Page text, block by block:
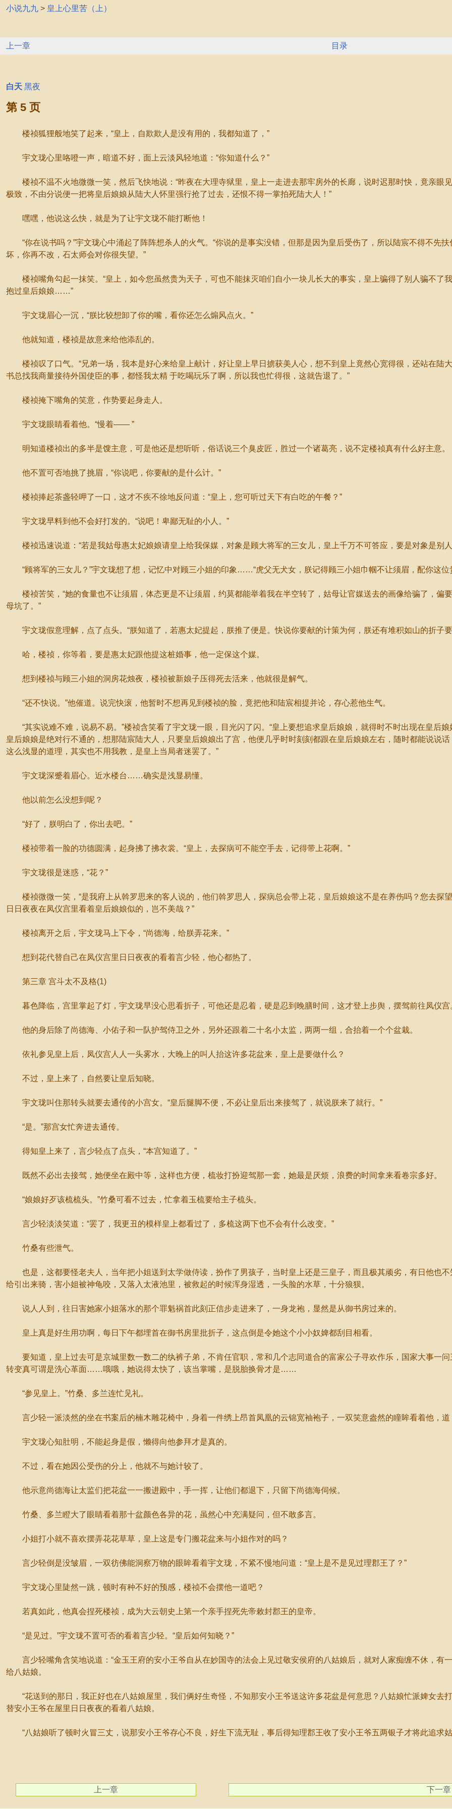
小说九九 > 皇上心里苦（上）
上一章 目录
白天 黑夜
第 5 页
楼祯狐狸般地笑了起来，“皇上，自欺欺人是没有用的，我都知道了，”
宇文珑心里咯噔一声，暗道不好，面上云淡风轻地道：“你知道什么？”
楼祯不温不火地微微一笑，然后飞快地说：“昨夜在大理寺狱里，皇上一走进去那牢房外的长廊，说时迟那时快，竟亲眼
极致，不由分说便一把将皇后娘娘从陆大人怀里强行抢了过去，还恨不得一掌拍死陆大人！”
嘿嘿，他说这么快，就是为了让宇文珑不能打断他！
“你在说书吗？”宇文珑心中涌起了阵阵想杀人的火气。“你说的是事实没错，但那是因为皇后受伤了，所以陆宸不得不先
坏，你再不改，石太师会对你很失望。”
楼祯嘴角勾起一抹笑。“皇上，如今您虽然贵为天子，可也不能抹灭咱们自小一块儿长大的事实，皇上骗得了别人骗不了
抱过皇后娘娘……”
宇文珑眉心一沉，“朕比较想卸了你的嘴，看你还怎么煽风点火。”
他就知道，楼祯是故意来给他添乱的。
楼祯叹了口气。“兄弟一场，我本是好心来给皇上献计，好让皇上早日掳获美人心，想不到皇上竟然心宽得很，还站在陆
书总找我商量接待外国使臣的事，都怪我太精 于吃喝玩乐了啊，所以我也忙得很，这就告退了。”
楼祯掩下嘴角的笑意，作势要起身走人。
宇文珑眼睛看着他。“慢着—— ”
明知道楼祯出的多半是馊主意，可是他还是想听听，俗话说三个臭皮匠，胜过一个诸葛亮，说不定楼祯真有什么好主意。
他不置可否地挑了挑眉，“你说吧，你要献的是什么计。”
楼祯捧起茶盏轻呷了一口，这才不疾不徐地反问道：“皇上，您可听过天下有白吃的午餐？”
宇文珑早料到他不会好打发的。“说吧！卑鄙无耻的小人。”
楼祯迅速说道：“若是我姑母惠太妃娘娘请皇上给我保媒，对象是顾大将军的三女儿，皇上千万不可答应，要是对象是别
“顾将军的三女儿？”宇文珑想了想，记忆中对顾三小姐的印象……“虎父无犬女，朕记得顾三小姐巾帼不让须眉，配你这位
楼祯苦笑，“她的食量也不让须眉，体态更是不让须眉，约莫都能举着我在半空转了，姑母让官媒送去的画像给骗了，偏
母坑了。”
宇文珑假意理解，点了点头。“朕知道了，若惠太妃提起，朕推了便是。快说你要献的计策为何，朕还有堆积如山的折子
哈，楼祯，你等着，要是惠太妃跟他提这桩婚事，他一定保这个媒。
想到楼祯与顾三小姐的洞房花烛夜，楼祯被新娘子压得死去活来，他就很是解气。
“还不快说。”他催道。说完快滚，他暂时不想再见到楼祯的脸，竟把他和陆宸相提并论，存心惹他生气。
“其实说难不难，说易不易。”楼祯含笑看了宇文珑一眼，目光闪了闪。“皇上要想追求皇后娘娘，就得时不时出现在皇后
皇后娘娘是绝对行不通的，想那陆宸陆大人，只要皇后娘娘出了宫，他便几乎时时刻刻都跟在皇后娘娘左右，随时都能说说
这么浅显的道理，其实也不用我教，是皇上当局者迷罢了。”
宇文珑深蹙着眉心。近水楼台……确实是浅显易懂。
他以前怎么没想到呢？
“好了，朕明白了，你出去吧。”
楼祯带着一脸的功德圆满，起身拂了拂衣裳。“皇上，去探病可不能空手去，记得带上花啊。”
宇文珑很是迷惑，“花？”
楼祯微微一笑，“是我府上从斡罗思来的客人说的，他们斡罗思人，探病总会带上花，皇后娘娘这不是在养伤吗？您去探
日日夜夜在凤仪宫里看着皇后娘娘似的，岂不美哉？”
楼祯离开之后，宇文珑马上下令，“尚德海，给朕弄花来。”
想到花代替自己在凤仪宫里日日夜夜的看着言少轻，他心都热了。
第三章 宫斗太不及格(1)
暮色降临，宫里掌起了灯，宇文珑早没心思看折子，可他还是忍着，硬是忍到晚膳时间，这才登上步舆，摆驾前往凤仪宫
他的身后除了尚德海、小佑子和一队护驾侍卫之外，另外还跟着二十名小太监，两两一组，合抬着一个个盆栽。
依礼参见皇上后，凤仪宫人人一头雾水，大晚上的叫人抬这许多花盆来，皇上是要做什么？
不过，皇上来了，自然要让皇后知晓。
宇文珑叫住那转头就要去通传的小宫女。“皇后腿脚不便，不必让皇后出来接驾了，就说朕来了就行。”
“是。”那宫女忙奔进去通传。
得知皇上来了，言少轻点了点头，“本宫知道了。”
既然不必出去接驾，她便坐在殿中等，这样也方便，梳妆打扮迎驾那一套，她最是厌烦，浪费的时间拿来看卷宗多好。
“娘娘好歹该梳梳头。”竹桑可看不过去，忙拿着玉梳要给主子梳头。
言少轻淡淡笑道：“罢了，我更丑的模样皇上都看过了，多梳这两下也不会有什么改变。”
竹桑有些泄气。
也是，这都要怪老夫人，当年把小姐送到太学做侍读，扮作了男孩子，当时皇上还是三皇子，而且极其顽劣，有日他也
给引出来骑，害小姐被神龟咬，又落入太液池里，被救起的时候浑身湿透，一头脸的水草，十分狼狈。
说人人到，往日害她家小姐落水的那个罪魁祸首此刻正信步走进来了，一身龙袍，显然是从御书房过来的。
皇上真是好生用功啊，每日下午都埋首在御书房里批折子，这点倒是令她这个小小奴婢都刮目相看。
要知道，皇上过去可是京城里数一数二的纨裤子弟，不肯任官职，常和几个志同道合的富家公子寻欢作乐，国家大事一
转变真可谓是洗心革面……哦哦，她说得太快了，该当掌嘴，是脱胎换骨才是……
“参见皇上。”竹桑、多兰连忙见礼。
言少轻一派淡然的坐在书案后的楠木雕花椅中，身着一件绣上昂首凤凰的云锦宽袖袍子，一双笑意盎然的瞳眸看着他，道
宇文珑心知肚明，不能起身是假，懒得向他参拜才是真的。
不过，看在她因公受伤的分上，他就不与她计较了。
他示意尚德海让太监们把花盆一一搬进殿中，手一挥，让他们都退下，只留下尚德海伺候。
竹桑、多兰瞪大了眼睛看着那十盆颜色各异的花，虽然心中充满疑问，但不敢多言。
小姐打小就不喜欢摆弄花花草草，皇上这是专门搬花盆来与小姐作对的吗？
言少轻倒是没皱眉，一双彷佛能洞察万物的眼眸看着宇文珑，不紧不慢地问道：“皇上是不是见过理郡王了？”
宇文珑心里陡然一跳，顿时有种不好的预感，楼祯不会摆他一道吧？
若真如此，他真会捏死楼祯，成为大云朝史上第一个亲手捏死先帝敕封郡王的皇帝。
“是见过。”宇文珑不置可否的看着言少轻。“皇后如何知晓？”
言少轻嘴角含笑地说道：“金玉王府的安小王爷自从在妙国寺的法会上见过敬安侯府的八姑娘后，就对人家痴缠不休，有
给八姑娘。
“花送到的那日，我正好也在八姑娘屋里，我们俩好生奇怪，不知那安小王爷送这许多花盆是何意思？八姑娘忙派婢女去
替安小王爷在屋里日日夜夜的看着八姑娘。
“八姑娘听了顿时火冒三丈，说那安小王爷存心不良，好生下流无耻，事后得知理郡王收了安小王爷五两银子才将此追求
上一章 下一章